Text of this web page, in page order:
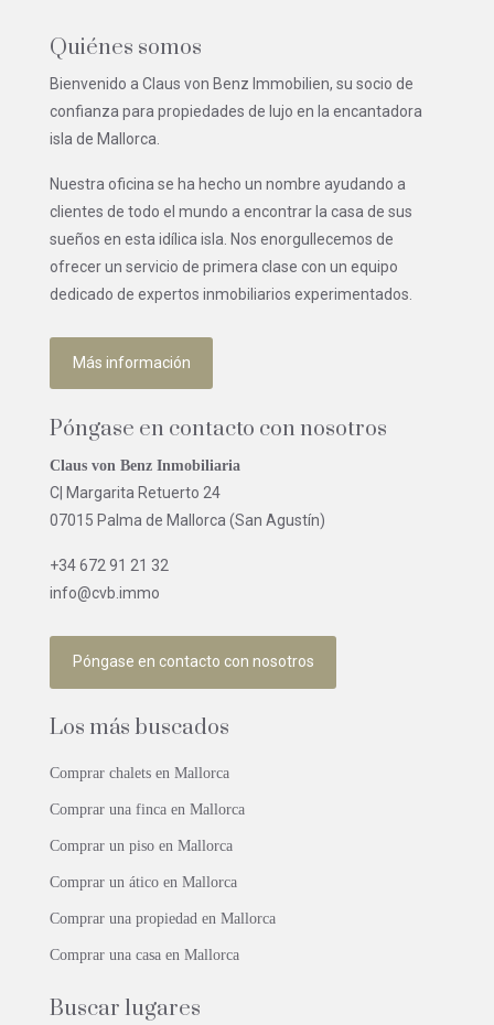
Quiénes somos
Bienvenido a Claus von Benz Immobilien, su socio de
confianza para propiedades de lujo en la encantadora
isla de Mallorca.
Nuestra oficina se ha hecho un nombre ayudando a
clientes de todo el mundo a encontrar la casa de sus
sueños en esta idílica isla. Nos enorgullecemos de
ofrecer un servicio de primera clase con un equipo
dedicado de expertos inmobiliarios experimentados.
Más información
Póngase en contacto con nosotros
Claus von Benz Inmobiliaria
C| Margarita Retuerto 24
07015 Palma de Mallorca (San Agustín)
+34 672 91 21 32
info@cvb.immo
Póngase en contacto con nosotros
Los más buscados
Comprar chalets en Mallorca
Comprar una finca en Mallorca
Comprar un piso en Mallorca
Comprar un ático en Mallorca
Comprar una propiedad en Mallorca
Comprar una casa en Mallorca
Buscar lugares